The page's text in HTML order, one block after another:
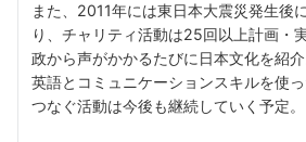
また、2011年には東日本大震災発生後
り、チャリティ活動は25回以上計画・
政から声がかかるたびに日本文化を紹介
英語とコミュニケーションスキルを使
つなぐ活動は今後も継続していく予定。